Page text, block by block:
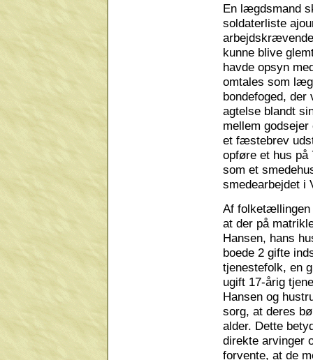
En lægdsmand
soldaterliste
kunne blive
havde opsyn
omtales som
bondefoged, der
agtelse blandt
mellem
et fæstebrev
opføre et hus på
som et
smedearbejdet i
Af folketællingen
at der på
Hansen, hans
boede 2 gifte
tjenestefolk, en
ugift 17-årig
Hansen og
sorg, at deres
alder. Dette
direkte arvinger
forvente, at de